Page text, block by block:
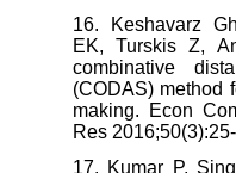
16. Keshavarz
EK, Turskis Z,
combinative
(CODAS)
making. Econ
Res
17. Kumar P,